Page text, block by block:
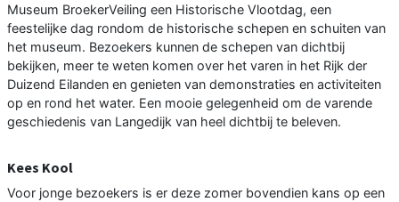
Museum BroekerVeiling een Historische Vlootdag, een
feestelijke dag rondom de historische schepen en schuiten van
het museum. Bezoekers kunnen de schepen van dichtbij
bekijken, meer te weten komen over het varen in het Rijk der
Duizend Eilanden en genieten van demonstraties en activiteiten
op en rond het water. Een mooie gelegenheid om de varende
geschiedenis van Langedijk van heel dichtbij te beleven.
Kees Kool
Voor jonge bezoekers is er deze zomer bovendien kans op een